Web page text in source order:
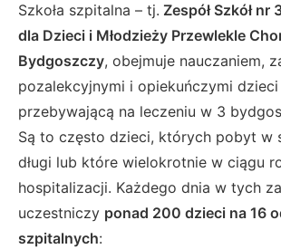
Szkoła szpitalna – tj. Zespół Szkół nr
dla Dzieci i Młodzieży Przewlekle
Bydgoszczy, obejmuje nauczaniem,
pozalekcyjnymi i opiekuńczymi dzieci
przebywającą na leczeniu w 3
Są to często dzieci, których pobyt w
długi lub które wielokrotnie w ciągu
hospitalizacji. Każdego dnia w tych
uczestniczy ponad 200 dzieci na 16
szpitalnych: